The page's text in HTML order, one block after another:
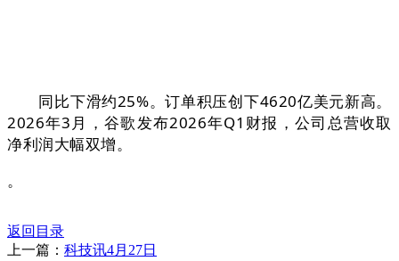
同比下滑约25%。订单积压创下4620亿美元新高。
2026年3月，谷歌发布2026年Q1财报，公司总营收取
净利润大幅双增。
。
返回目录
上一篇： 科技讯4月27日